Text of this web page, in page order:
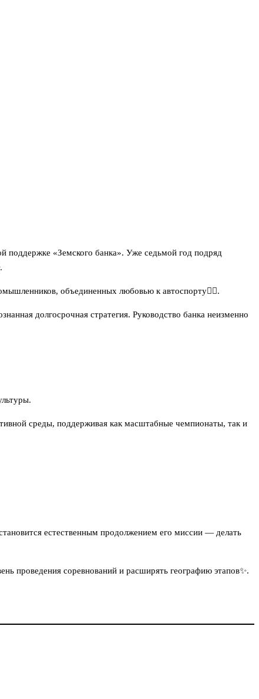
«Земского банка». Уже седьмой год подряд
объединенных любовью к автоспорту✊🏻.
долгосрочная стратегия. Руководство банка неизменно
среды, поддерживая как масштабные чемпионаты, так и
естественным продолжением его миссии — делать
проведения соревнований и расширять географию этапов✨.